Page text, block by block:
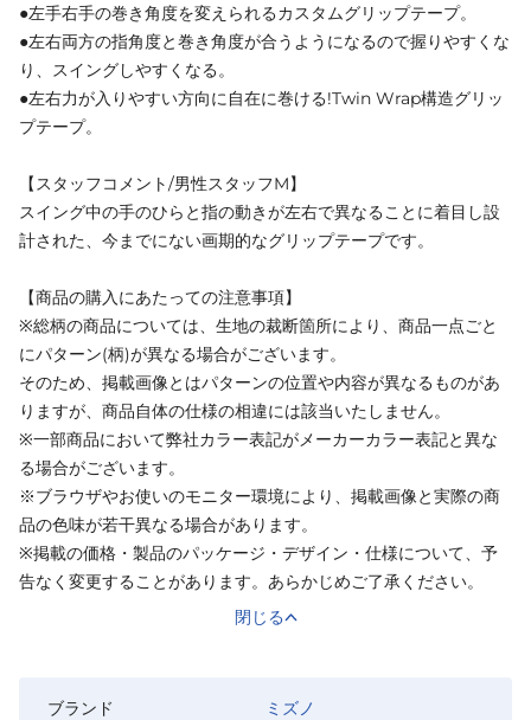
●左手右手の巻き角度を変えられるカスタムグリップテープ。
●左右両方の指角度と巻き角度が合うようになるので握りやすくな
り、スイングしやすくなる。
●左右力が入りやすい方向に自在に巻ける!Twin Wrap構造グリッ
プテープ。
【スタッフコメント/男性スタッフM】
スイング中の手のひらと指の動きが左右で異なることに着目し設
計された、今までにない画期的なグリップテープです。
【商品の購入にあたっての注意事項】
※総柄の商品については、生地の裁断箇所により、商品一点ごと
にパターン(柄)が異なる場合がございます。
そのため、掲載画像とはパターンの位置や内容が異なるものがあ
りますが、商品自体の仕様の相違には該当いたしません。
※一部商品において弊社カラー表記がメーカーカラー表記と異な
る場合がございます。
※ブラウザやお使いのモニター環境により、掲載画像と実際の商
品の色味が若干異なる場合があります。
※掲載の価格・製品のパッケージ・デザイン・仕様について、予
告なく変更することがあります。あらかじめご了承ください。
閉じる
ブランド
ミズノ